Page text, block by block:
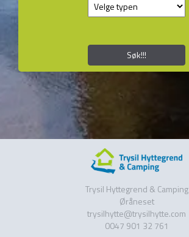
Søk!!!
Trysil Hyttegrend & Camping
Øråneset
trysilhytte@trysilhytte.com
0047 901 32 761